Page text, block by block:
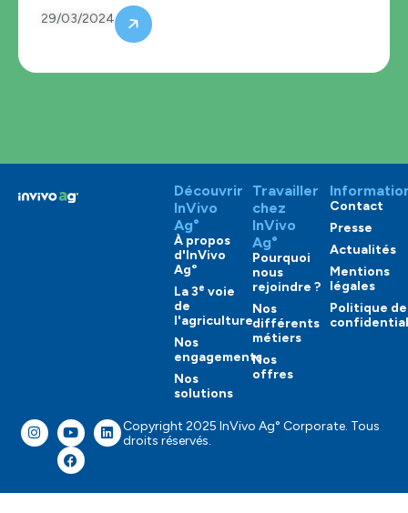
29/03/2024
Découvrir
InVivo
Ag°
À propos
d'InVivo
Ag°
La 3e voie
de
l'agriculture
Nos
engagements
Nos
solutions
Travailler
chez
InVivo
Ag°
Pourquoi
nous
rejoindre ?
Nos
différents
métiers
Nos
offres
Contact
Presse
Actualités
Mentions
légales
Politique de
Copyright 2025 InVivo Ag° Corporate. Tous
droits réservés.